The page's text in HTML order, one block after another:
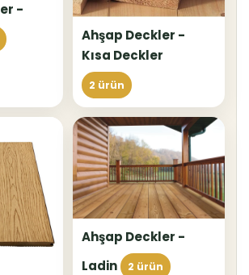
-
Ahşap Deckler -
Kısa Deckler
2 ürün
Ahşap Deckler -
Ladin
2 ürün